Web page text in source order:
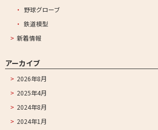
野球グローブ
鉄道模型
新着情報
アーカイブ
2026年8月
2025年4月
2024年8月
2024年1月